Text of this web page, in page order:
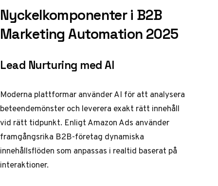
Nyckelkomponenter i B2B
Marketing Automation 2025
Lead Nurturing med AI
Moderna plattformar använder AI för att analysera
beteendemönster och leverera exakt rätt innehåll
vid rätt tidpunkt. Enligt Amazon Ads använder
framgångsrika B2B-företag dynamiska
innehållsflöden som anpassas i realtid baserat på
interaktioner.